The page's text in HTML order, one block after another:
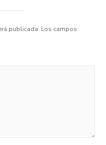
publicada. Los campos